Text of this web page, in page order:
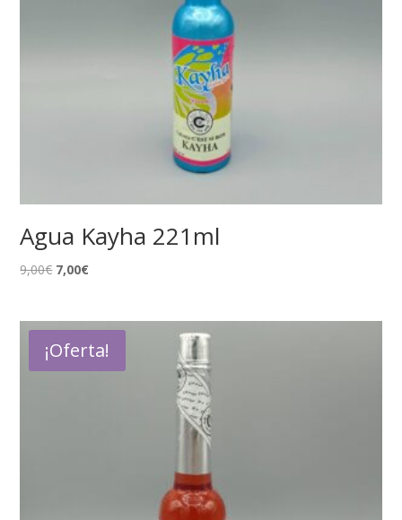
Agua Kayha 221ml
9,00€ El
era:
9,00€.
7,00€El
es:
7,00€.
¡Oferta!